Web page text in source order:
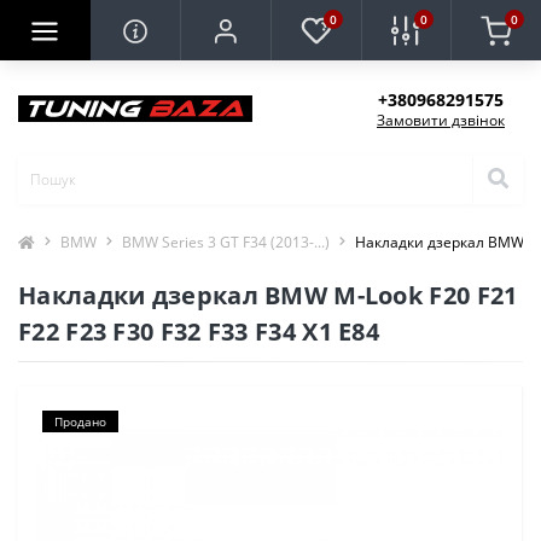
0 0 0
+380968291575
Замовити дзвінок
BMW BMW Series 3 GT F34 (2013-...) Накладки дзеркал BMW
Накладки дзеркал BMW M-Look F20 F21
F22 F23 F30 F32 F33 F34 X1 E84
Продано